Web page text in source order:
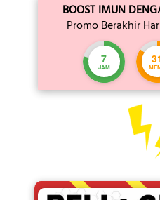
BOOST IMUN
Promo Berakhir
7
JAM